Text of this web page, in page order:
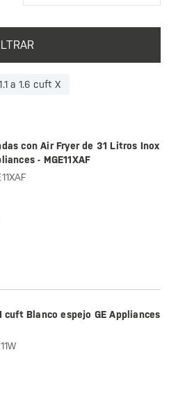
a 1.6 cuft X
con Air Fryer de 31 Litros Inox
- MGE11XAF
cuft Blanco espejo GE Appliances